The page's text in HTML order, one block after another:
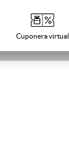
Cuponera virtual